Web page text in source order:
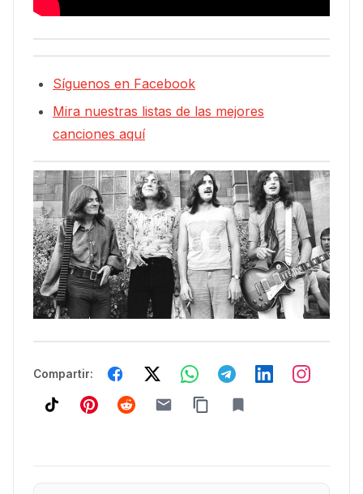
Síguenos en Facebook
Mira nuestras listas de las mejores
canciones aquí
Compartir: